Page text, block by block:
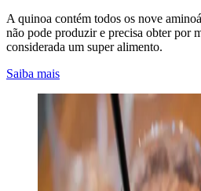
A quinoa contém todos os nove
não pode produzir e precisa obter por
considerada um super alimento.
Saiba mais